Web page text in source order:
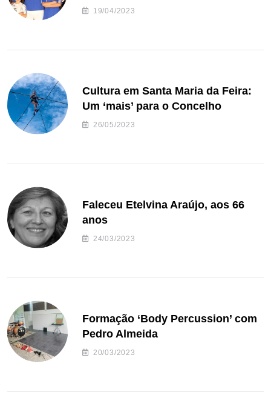
de andebol do Feirense
19/04/2023
Cultura em Santa Maria da Feira:
Um ‘mais’ para o Concelho
26/05/2023
Faleceu Etelvina Araújo, aos 66
anos
24/03/2023
Formação ‘Body Percussion’ com
Pedro Almeida
20/03/2023